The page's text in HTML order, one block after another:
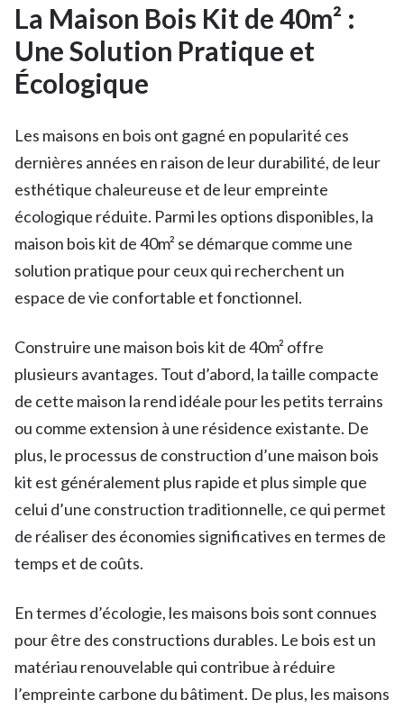
La Maison Bois Kit de 40m² :
Une Solution Pratique et
Écologique
Les maisons en bois ont gagné en popularité ces
dernières années en raison de leur durabilité, de leur
esthétique chaleureuse et de leur empreinte
écologique réduite. Parmi les options disponibles, la
maison bois kit de 40m² se démarque comme une
solution pratique pour ceux qui recherchent un
espace de vie confortable et fonctionnel.
Construire une maison bois kit de 40m² offre
plusieurs avantages. Tout d’abord, la taille compacte
de cette maison la rend idéale pour les petits terrains
ou comme extension à une résidence existante. De
plus, le processus de construction d’une maison bois
kit est généralement plus rapide et plus simple que
celui d’une construction traditionnelle, ce qui permet
de réaliser des économies significatives en termes de
temps et de coûts.
En termes d’écologie, les maisons bois sont connues
pour être des constructions durables. Le bois est un
matériau renouvelable qui contribue à réduire
l’empreinte carbone du bâtiment. De plus, les maisons